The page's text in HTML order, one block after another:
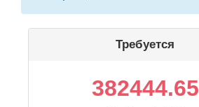
Требуется
382444.65